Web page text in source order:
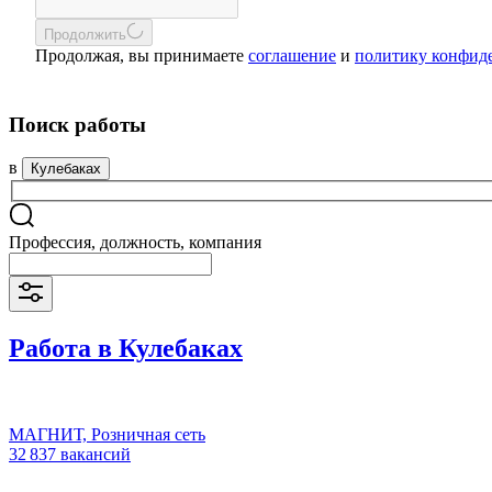
Продолжить
Продолжая, вы принимаете соглашение и политику
Поиск работы
в Кулебаках
Профессия, должность, компания
Работа в Кулебаках
МАГНИТ, Розничная сеть
32 837 вакансий